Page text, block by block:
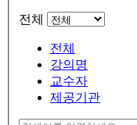
전체
전체
강의명
교수자
제공기관